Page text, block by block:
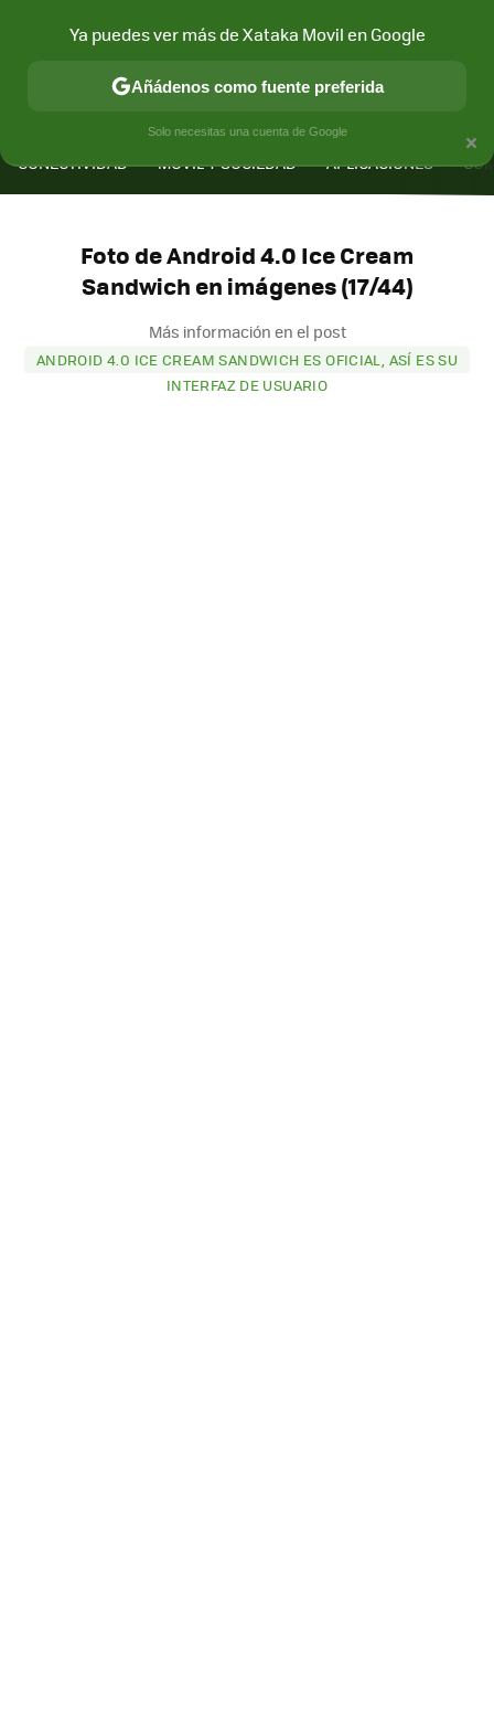
CONECTIVIDAD MÓVIL Y SOCIEDAD APLICACIONES
Foto de Android 4.0 Ice Cream
Sandwich en imágenes (17/44)
Más información en el post
ANDROID 4.0 ICE CREAM SANDWICH ES OFICIAL, ASÍ ES SU
INTERFAZ DE USUARIO
×
Ya puedes ver más de Xataka Movil en Google
Añádenos como fuente preferida
Solo necesitas una cuenta de Google